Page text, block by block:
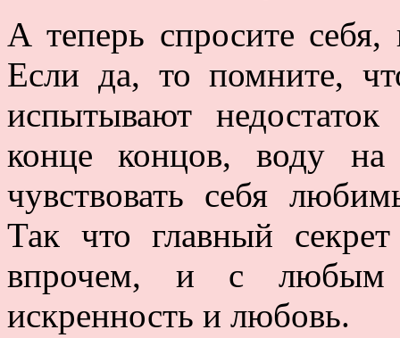
А теперь спросите
Если да, то помните,
испытывают
конце концов, воду
чувствовать себя
Так что главный
впрочем, и с
искренность и любовь.